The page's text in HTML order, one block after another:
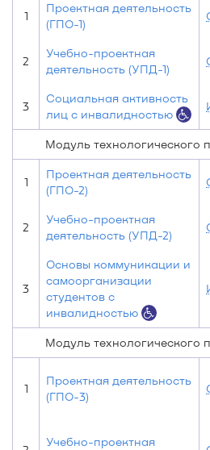
1
Проектная деятельность
(ГПО-1)
2
Учебно-проектная
деятельность (УПД-1)
3
Социальная активность
лиц с инвалидностью
Модуль технологического
1
Проектная деятельность
(ГПО-2)
2
Учебно-проектная
деятельность (УПД-2)
3
Основы коммуникации и
самоорганизации
студентов с
инвалидностью
Модуль технологического
1
Проектная деятельность
(ГПО-3)
Учебно-проектная